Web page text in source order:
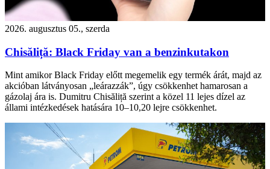
2026. augusztus 05., szerda
Chisăliță: Black Friday van a benzinkutakon
Mint amikor Black Friday előtt megemelik egy termék árát, majd az
akcióban látványosan „leárazzák”, úgy csökkenhet hamarosan a
gázolaj ára is. Dumitru Chisăliță szerint a közel 11 lejes dízel az
állami intézkedések hatására 10–10,20 lejre csökkenhet.